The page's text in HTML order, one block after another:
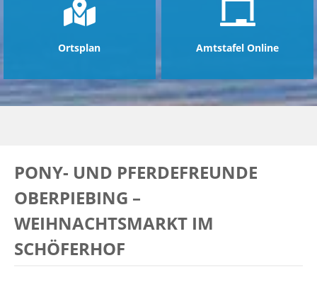
Ortsplan Amtstafel Online
PONY- UND PFERDEFREUNDE
OBERPIEBING –
WEIHNACHTSMARKT IM
SCHÖFERHOF